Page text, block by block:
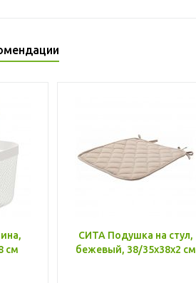
см
СИТА Подушка на стул,
бежевый, 38/35x38x2 см